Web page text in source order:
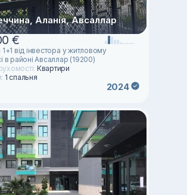
Аланія, Авсаллар
€
від інвестора у житловому
в районі Авсаллар (19200)
Квартири
1 спальня
2024